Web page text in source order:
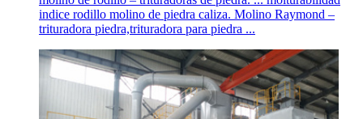
indice rodillo molino de piedra caliza. Molino Raymond –
trituradora piedra,trituradora para piedra ...